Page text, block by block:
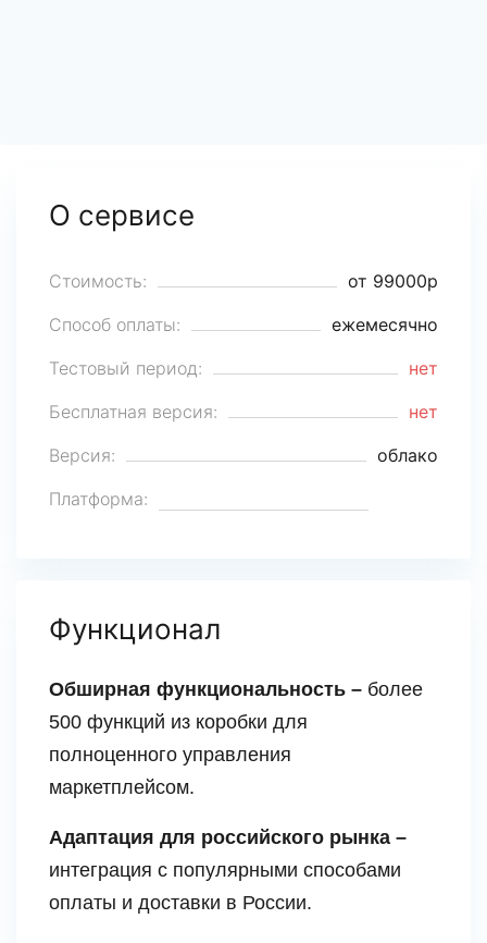
О сервисе
Стоимость:
от 99000р
Способ оплаты:
ежемесячно
Тестовый период:
нет
Бесплатная версия:
нет
Версия:
облако
Платформа:
Функционал
Обширная функциональность – более
500 функций из коробки для
полноценного управления
маркетплейсом.
Адаптация для российского рынка –
интеграция с популярными способами
оплаты и доставки в России.